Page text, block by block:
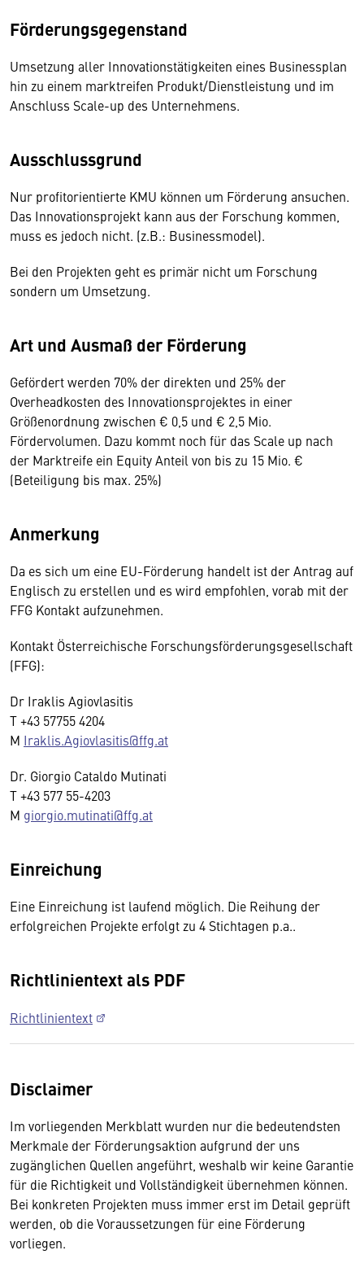
Förderungsgegenstand
Umsetzung aller Innovationstätigkeiten eines Businessplan
hin zu einem marktreifen Produkt/Dienstleistung und im
Anschluss Scale-up des Unternehmens.
Ausschlussgrund
Nur profitorientierte KMU können um Förderung ansuchen.
Das Innovationsprojekt kann aus der Forschung kommen,
muss es jedoch nicht. (z.B.: Businessmodel).
Bei den Projekten geht es primär nicht um Forschung
sondern um Umsetzung.
Art und Ausmaß der Förderung
Gefördert werden 70% der direkten und 25% der
Overheadkosten des Innovationsprojektes in einer
Größenordnung zwischen € 0,5 und € 2,5 Mio.
Fördervolumen. Dazu kommt noch für das Scale up nach
der Marktreife ein Equity Anteil von bis zu 15 Mio. €
(Beteiligung bis max. 25%)
Anmerkung
Da es sich um eine EU-Förderung handelt ist der Antrag auf
Englisch zu erstellen und es wird empfohlen, vorab mit der
FFG Kontakt aufzunehmen.
Kontakt Österreichische Forschungsförderungsgesellschaft
(FFG):
Dr Iraklis Agiovlasitis
T +43 57755 4204
M Iraklis.Agiovlasitis@ffg.at
Dr. Giorgio Cataldo Mutinati
T +43 577 55-4203
M giorgio.mutinati@ffg.at
Einreichung
Eine Einreichung ist laufend möglich. Die Reihung der
erfolgreichen Projekte erfolgt zu 4 Stichtagen p.a..
Richtlinientext als PDF
Richtlinientext
Disclaimer
Im vorliegenden Merkblatt wurden nur die bedeutendsten
Merkmale der Förderungsaktion aufgrund der uns
zugänglichen Quellen angeführt, weshalb wir keine Garantie
für die Richtigkeit und Vollständigkeit übernehmen können.
Bei konkreten Projekten muss immer erst im Detail geprüft
werden, ob die Voraussetzungen für eine Förderung
vorliegen.